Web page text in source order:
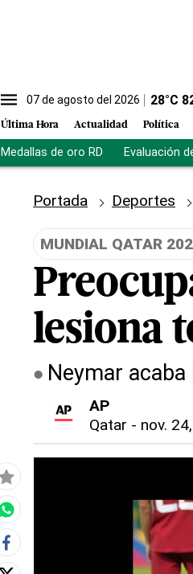
07 de agosto del 2026 28°C
Última Hora Actualidad Política
Medallas de oro RD Evaluación
Portada Deportes
MUNDIAL QATAR
lesiona
Neymar
AP
Qatar - nov.